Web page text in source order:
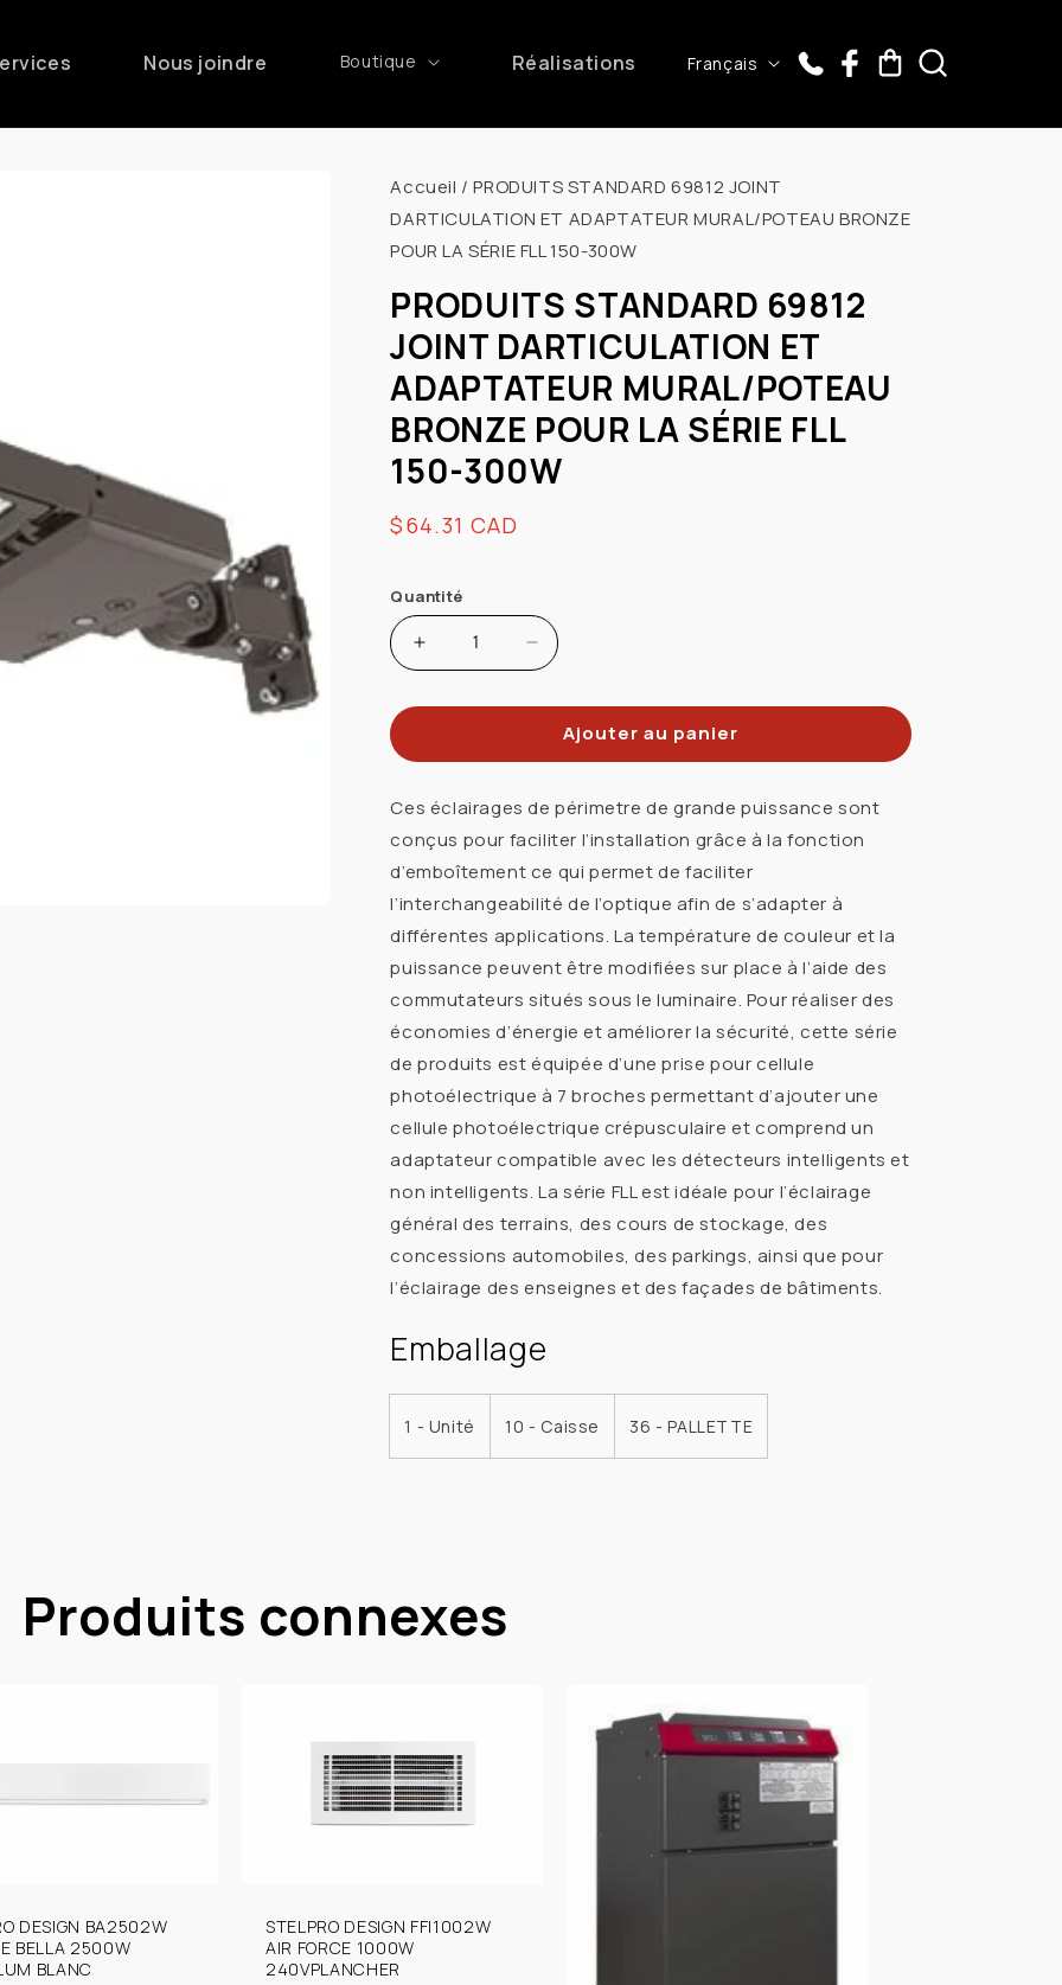
Nous joindre Boutique Réalisations
L
n
g
u
Français Panier
Accueil /PRODUITS STANDARD 69812 JOINT
DARTICULATION ET ADAPTATEUR MURAL/POTEAU BRONZE
POUR LA SÉRIE FLL 150-300W
PRODUITS STANDARD 69812
JOINT DARTICULATION ET
ADAPTATEUR MURAL/POTEAU
BRONZE POUR LA SÉRIE FLL
150-300W
Prix
$64.31 CAD
Quantité
Augmenter
quantité
PRODUITS
STANDARD
JOINT
DARTICULATION
ET
ADAPTATEUR
MURAL/POTEAU
BRONZE
POUR
SÉRIE
FLL
150-
300W
Réduire
quantité
PRODUITS
STANDARD
69812
JOINT
DARTICULATION
ET
ADAPTATEUR
MURAL/POTEAU
BRONZE
POUR
LA
SÉRIE
FLL
150-
300W
Ajouter au panier
Ces éclairages de périmetre de grande puissance sont
conçus pour faciliter l’installation grâce à la fonction
d’emboîtement ce qui permet de faciliter
l’interchangeabilité de l’optique afin de s’adapter à
différentes applications. La température de couleur et la
puissance peuvent être modifiées sur place à l’aide des
commutateurs situés sous le luminaire. Pour réaliser des
économies d’énergie et améliorer la sécurité, cette série
de produits est équipée d’une prise pour cellule
photoélectrique à 7 broches permettant d’ajouter une
cellule photoélectrique crépusculaire et comprend un
adaptateur compatible avec les détecteurs intelligents et
non intelligents. La série FLL est idéale pour l’éclairage
général des terrains, des cours de stockage, des
concessions automobiles, des parkings, ainsi que pour
l’éclairage des enseignes et des façades de bâtiments.
Emballage
1 - Unité 10 - Caisse 36 - PALLETTE
Produits connexes
DESIGN BA2502W
BELLA 2500W
BLANC
STELPRO DESIGN FFI1002W
AIR FORCE 1000W
240VPLANCHER